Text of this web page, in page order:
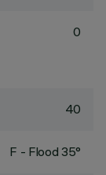
0
40
F - Flood 35°